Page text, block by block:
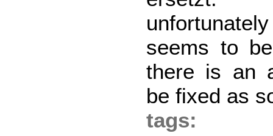
seems to
there is an
be fixed as